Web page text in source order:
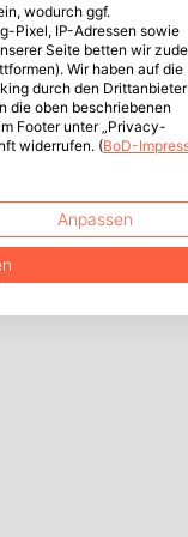
wodurch ggf.
Pixel, IP-Adressen sowie
Seite betten wir
Wir haben auf die
durch den Drittanbieter
die oben beschriebenen
Footer unter „Privacy-
widerrufen. (BoD-
Anpassen